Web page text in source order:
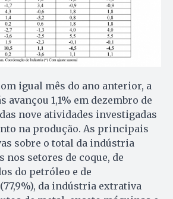
igual mês do ano anterior, a
avançou 1,1% em dezembro de
nove atividades investigadas
na produção. As principais
sobre o total da indústria
nos setores de coque, de
do petróleo e de
da indústria extrativa